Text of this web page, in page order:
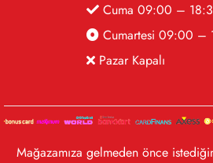
Cuma 09:00 –
Cumartesi 09:00 –
Pazar Kapalı
Mağazamıza gelmeden önce